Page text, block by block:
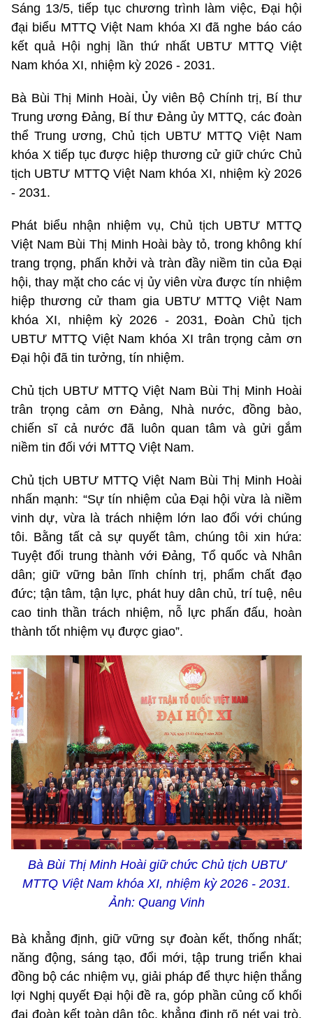
Sáng 13/5, tiếp tục chương trình làm việc, Đại hội
đại biểu MTTQ Việt Nam khóa XI đã nghe báo cáo
kết quả Hội nghị lần thứ nhất UBTƯ MTTQ Việt
Nam khóa XI, nhiệm kỳ 2026 - 2031.
Bà Bùi Thị Minh Hoài, Ủy viên Bộ Chính trị, Bí thư
Trung ương Đảng, Bí thư Đảng ủy MTTQ, các đoàn
thể Trung ương, Chủ tịch UBTƯ MTTQ Việt Nam
khóa X tiếp tục được hiệp thương cử giữ chức Chủ
tịch UBTƯ MTTQ Việt Nam khóa XI, nhiệm kỳ 2026
- 2031.
Phát biểu nhận nhiệm vụ, Chủ tịch UBTƯ MTTQ
Việt Nam Bùi Thị Minh Hoài bày tỏ, trong không khí
trang trọng, phấn khởi và tràn đầy niềm tin của Đại
hội, thay mặt cho các vị ủy viên vừa được tín nhiệm
hiệp thương cử tham gia UBTƯ MTTQ Việt Nam
khóa XI, nhiệm kỳ 2026 - 2031, Đoàn Chủ tịch
UBTƯ MTTQ Việt Nam khóa XI trân trọng cảm ơn
Đại hội đã tin tưởng, tín nhiệm.
Chủ tịch UBTƯ MTTQ Việt Nam Bùi Thị Minh Hoài
trân trọng cảm ơn Đảng, Nhà nước, đồng bào,
chiến sĩ cả nước đã luôn quan tâm và gửi gắm
niềm tin đối với MTTQ Việt Nam.
Chủ tịch UBTƯ MTTQ Việt Nam Bùi Thị Minh Hoài
nhấn mạnh: “Sự tín nhiệm của Đại hội vừa là niềm
vinh dự, vừa là trách nhiệm lớn lao đối với chúng
tôi. Bằng tất cả sự quyết tâm, chúng tôi xin hứa:
Tuyệt đối trung thành với Đảng, Tổ quốc và Nhân
dân; giữ vững bản lĩnh chính trị, phẩm chất đạo
đức; tận tâm, tận lực, phát huy dân chủ, trí tuệ, nêu
cao tinh thần trách nhiệm, nỗ lực phấn đấu, hoàn
thành tốt nhiệm vụ được giao”.
Bà Bùi Thị Minh Hoài giữ chức Chủ tịch UBTƯ
MTTQ Việt Nam khóa XI, nhiệm kỳ 2026 - 2031.
Ảnh: Quang Vinh
Bà khẳng định, giữ vững sự đoàn kết, thống nhất;
năng động, sáng tạo, đổi mới, tập trung triển khai
đồng bộ các nhiệm vụ, giải pháp để thực hiện thắng
lợi Nghị quyết Đại hội đề ra, góp phần củng cố khối
đại đoàn kết toàn dân tộc, khẳng định rõ nét vai trò,